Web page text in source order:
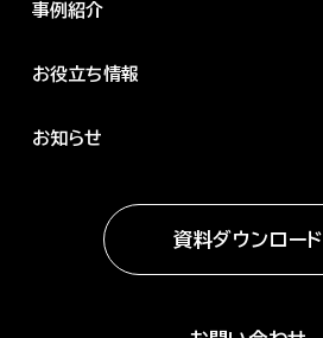
事例紹介
お役立ち情報
お知らせ
資料ダウンロード